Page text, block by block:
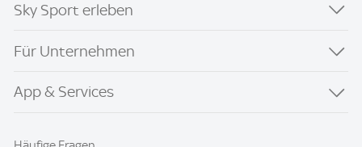
Sky Sport erleben
Für Unternehmen
App & Services